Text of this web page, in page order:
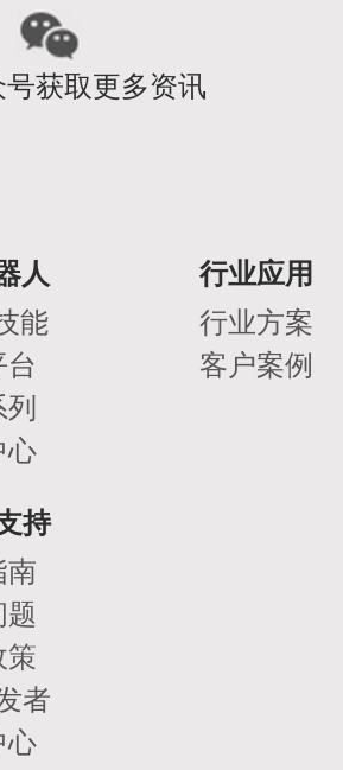
号获取更多资讯
人
能
台
心
行业应用
行业方案
客户案例
持
南
题
策
者
心